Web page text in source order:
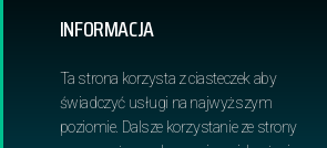
Dostawa i płatność
Obowiązek informacyjny RODO
INFORMACJA
Ta strona korzysta z ciasteczek aby
świadczyć usługi na najwyższym
poziomie. Dalsze korzystanie ze strony